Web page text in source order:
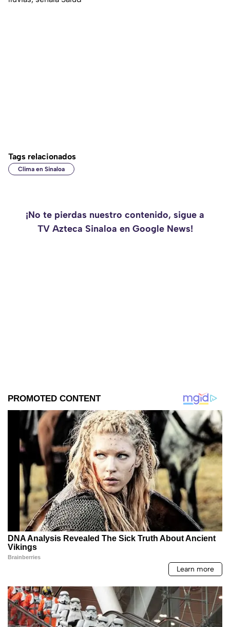
Tags relacionados
Clima en Sinaloa
¡No te pierdas nuestro contenido, sigue a
TV Azteca Sinaloa en Google News!